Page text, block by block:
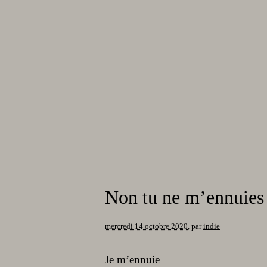
Non tu ne
mercredi 14 octobre 2020, parindie
Je m’ennuie